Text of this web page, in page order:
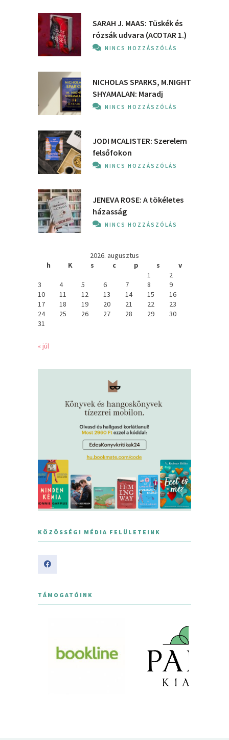
SARAH J. MAAS: Tüskék és
rózsák udvara (ACOTAR 1.)
NINCS HOZZÁSZÓLÁS
NICHOLAS SPARKS, M.NIGHT
SHYAMALAN: Maradj
NINCS HOZZÁSZÓLÁS
JODI MCALISTER: Szerelem
felsőfokon
NINCS HOZZÁSZÓLÁS
JENEVA ROSE: A ​tökéletes
házasság
NINCS HOZZÁSZÓLÁS
2026. augusztus
h
K s c p s
v
1
2
3
4 5 6 7 8
9
10
11 12 13 14 15
16
17
18 19 20 21 22
23
24
25 26 27 28 29
30
31
« júl
KÖZÖSSÉGI MÉDIA FELÜLETEINK
TÁMOGATÓINK